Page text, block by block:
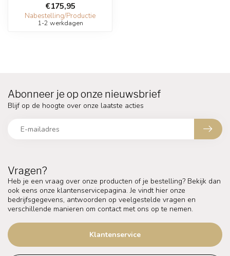
€175,95
Nabestelling/Productie
1-2 werkdagen
Vragen?
Heb je een vraag over onze producten of je bestelling? Bekijk dan
ook eens onze klantenservicepagina. Je vindt hier onze
bedrijfsgegevens, antwoorden op veelgestelde vragen en
verschillende manieren om contact met ons op te nemen.
Klantenservice
Abonneer je op onze nieuwsbrief
Blijf op de hoogte over onze laatste acties